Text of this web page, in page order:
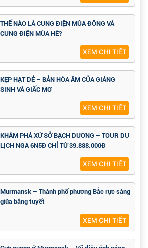
THẾ NÀO LÀ CUNG ĐIỆN MÙA ĐÔNG VÀ
CUNG ĐIỆN MÙA HÈ?
XEM CHI TIẾT
KẸP HẠT DẺ – BẢN HÒA ÂM CỦA GIÁNG
SINH VÀ GIẤC MƠ
XEM CHI TIẾT
KHÁM PHÁ XỨ SỞ BẠCH DƯƠNG – TOUR DU
LỊCH NGA 6N5Đ CHỈ TỪ 39.888.000Đ
XEM CHI TIẾT
Murmansk – Thành phố phương Bắc rực sáng
giữa băng tuyết
XEM CHI TIẾT